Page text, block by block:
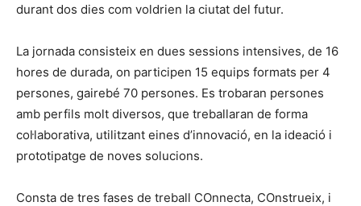
durant dos dies com voldrien la ciutat del futur.
La jornada consisteix en dues sessions intensives, de 16
hores de durada, on participen 15 equips formats per 4
persones, gairebé 70 persones. Es trobaran persones
amb perfils molt diversos, que treballaran de forma
col·laborativa, utilitzant eines d’innovació, en la ideació i
prototipatge de noves solucions.
Consta de tres fases de treball COnnecta, COnstrueix, i